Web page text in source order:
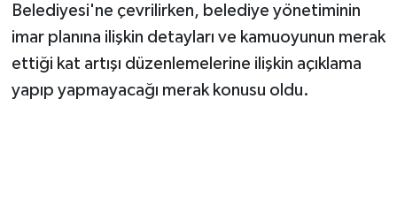
Belediyesi'ne çevrilirken, belediye yönetiminin
imar planına ilişkin detayları ve kamuoyunun merak
ettiği kat artışı düzenlemelerine ilişkin açıklama
yapıp yapmayacağı merak konusu oldu.